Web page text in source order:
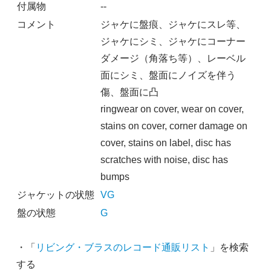
付属物
--
コメント
ジャケに盤痕、ジャケにスレ等、
ジャケにシミ、ジャケにコーナー
ダメージ（角落ち等）、レーベル
面にシミ、盤面にノイズを伴う
傷、盤面に凸
ringwear on cover, wear on cover,
stains on cover, corner damage on
cover, stains on label, disc has
scratches with noise, disc has
bumps
ジャケットの状態 VG
盤の状態
G
・「 リビング・ブラスのレコード通販リスト 」を検索
する